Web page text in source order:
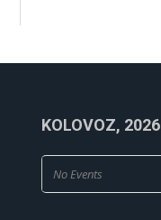
KOLOVOZ, 2026
No Events